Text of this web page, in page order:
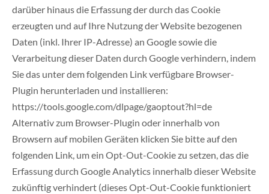
darüber hinaus die Erfassung der durch das Cookie
erzeugten und auf Ihre Nutzung der Website bezogenen
Daten (inkl. Ihrer IP-Adresse) an Google sowie die
Verarbeitung dieser Daten durch Google verhindern, indem
Sie das unter dem folgenden Link verfügbare Browser-
Plugin herunterladen und installieren:
https://tools.google.com/dlpage/gaoptout?hl=de
Alternativ zum Browser-Plugin oder innerhalb von
Browsern auf mobilen Geräten klicken Sie bitte auf den
folgenden Link, um ein Opt-Out-Cookie zu setzen, das die
Erfassung durch Google Analytics innerhalb dieser Website
zukünftig verhindert (dieses Opt-Out-Cookie funktioniert